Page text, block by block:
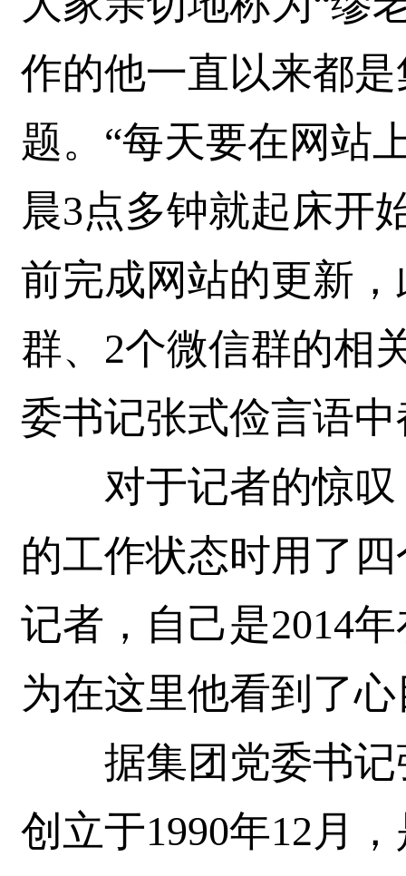
作的他一直以来都
题。“每天要在网站
晨3点多钟就起床开
前完成网站的更新
群、2个微信群的相
委书记张式俭言语
对于记者的惊叹
的工作状态时用了
记者，自己是2014
为在这里他看到了
据集团党委书记
创立于1990年12月